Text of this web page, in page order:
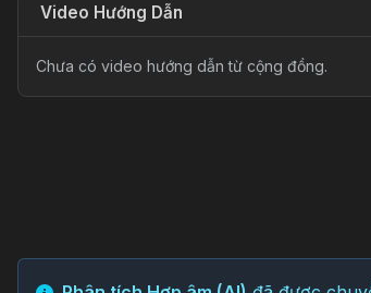
Video Hướng Dẫn
Chưa có video hướng dẫn từ cộng đồng.